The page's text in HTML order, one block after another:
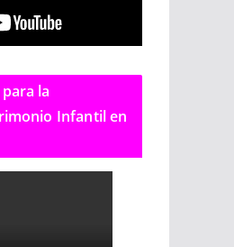
la
Infantil en